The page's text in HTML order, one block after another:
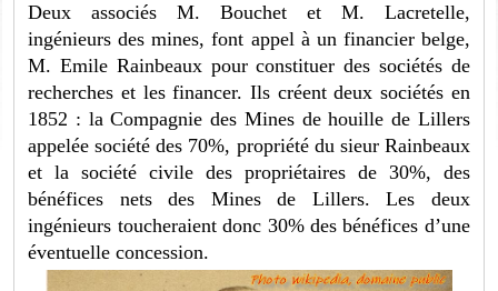
Deux associés M. Bouchet et M. Lacretelle,
ingénieurs des mines, font appel à un financier belge,
M. Emile Rainbeaux pour constituer des sociétés de
recherches et les financer. Ils créent deux sociétés en
1852 : la Compagnie des Mines de houille de Lillers
appelée société des 70%, propriété du sieur Rainbeaux
et la société civile des propriétaires de 30%, des
bénéfices nets des Mines de Lillers. Les deux
ingénieurs toucheraient donc 30% des bénéfices d’une
éventuelle concession.